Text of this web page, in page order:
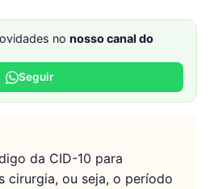
no nosso canal do
Seguir
da CID-10 para
cirurgia, ou seja, o período